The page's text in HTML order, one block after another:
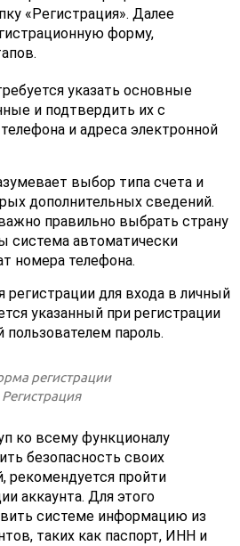
«Регистрация». Далее
форму,
указать основные
и подтвердить их с
и адреса электронной
выбор типа счета и
дополнительных сведений.
правильно выбрать страну
система автоматически
номера телефона.
регистрации для входа в личный
указанный при регистрации
пароль.
Регистрация
ко всему функционалу
безопасность своих
рекомендуется пройти
аккаунта. Для этого
системе информацию из
таких как паспорт, ИНН и